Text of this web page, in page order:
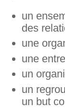
un
des
une
une
un
un
un but